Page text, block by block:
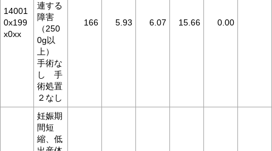
14001
0x199
x0xx
連する
障害
（250
0g以
上）
手術な
し 手
術処置
２なし
166 5.93 6.07 15.66 0.00
妊娠期
間短
縮、低